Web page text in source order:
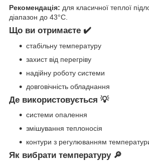
Рекомендація: для класичної теплої
діапазон до 43°C.
Що ви отримаєте ✔️
стабільну температуру
захист від перегріву
надійну роботу системи
довговічність обладнання
Де використовується 💡
системи опалення
змішування теплоносія
контури з регулюванням
Як вибрати температуру 🔎